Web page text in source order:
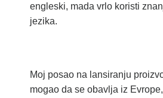
engleski, mada vrlo koristi
jezika.
Moj posao na lansiranju
mogao da se obavlja iz